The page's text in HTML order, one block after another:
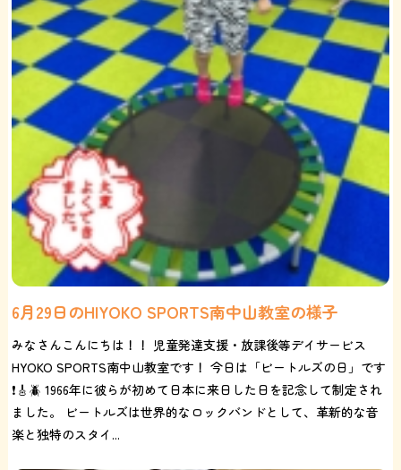
6月29日のHIYOKO SPORTS南中山教室の様子
みなさんこんにちは！！ 児童発達支援・放課後等デイサービス
HYOKO SPORTS南中山教室です！ 今日は「ビートルズの日」です
❗️🎸🪲 1966年に彼らが初めて日本に来日した日を記念して制定され
ました。 ビートルズは世界的なロックバンドとして、革新的な音
楽と独特のスタイ...